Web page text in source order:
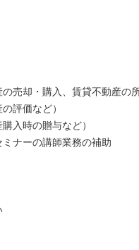
売却・購入、賃貸不動産の
評価など）
入時の贈与など）
ナーの講師業務の補助